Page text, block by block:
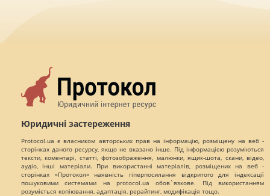
Юридичні застереження
Protocol.ua є власником авторських прав на інформацію, розміщену на веб -
сторінках даного ресурсу, якщо не вказано інше. Під інформацією розуміються
тексти, коментарі, статті, фотозображення, малюнки, ящик-шота, скани, відео,
аудіо, інші матеріали. При використанні матеріалів, розміщених на веб -
сторінках «Протокол» наявність гіперпосилання відкритого для індексації
пошуковими системами на protocol.ua обов`язкове. Під використанням
розуміється копіювання, адаптація, рерайтинг, модифікація тощо.